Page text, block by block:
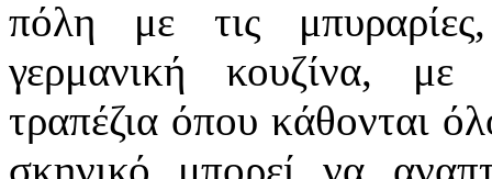
πόλη με τις
γερμανική κουζίνα,
τραπέζια όπου κάθονται
σκηνικό μπορεί να